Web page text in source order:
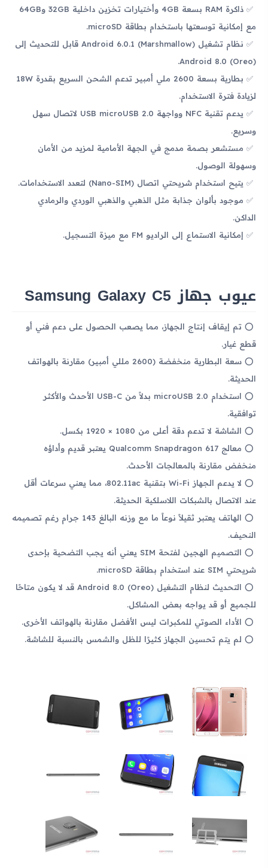
ذاكرة RAM بسعة 4GB وأختيارات تخزين داخلية 32GB و64GB
مع إمكانية توسعتها باستخدام بطاقة microSD.
نظام تشغيل Android 6.0.1 (Marshmallow) قابل للتحديث إلى
Android 8.0 (Oreo).
بطارية بسعة 2600 ملي أمبير تدعم الشحن السريع بقدرة 18W
لزيادة فترة الاستخدام.
يدعم تقنية NFC وواجهة USB microUSB 2.0 لاتصال سهل
وسريع.
مستشعر بصمة مدمج في الجهة الأمامية لمزيد من الأمان
وسهولة الوصول.
يتيح استخدام شريحتي اتصال (Nano-SIM) لتعدد الاستخدامات.
موجود بألوان جذابة مثل الذهبي والذهبي الوردي والرمادي
الداكن.
إمكانية الاستماع إلى الراديو FM مع ميزة التسجيل.
عيوب جهاز Samsung Galaxy C5
تم إيقاف إنتاج الجهاز، مما يصعب الحصول على دعم فني أو
قطع غيار.
سعة البطارية منخفضة (2600 مللي أمبير) مقارنة بالهواتف
الحديثة.
استخدام microUSB 2.0 بدلاً من USB-C الأحدث والأكثر
توافقية.
الشاشة لا تدعم دقة أعلى من 1080 × 1920 بكسل.
معالج Qualcomm Snapdragon 617 يعتبر قديم وأداؤه
منخفض مقارنة بالمعالجات الأحدث.
لا يدعم الجهاز Wi-Fi بتقنية 802.11ac، مما يعني سرعات أقل
عند الاتصال بالشبكات اللاسلكية الحديثة.
الهاتف يعتبر ثقيلاً نوعاً ما مع وزنه البالغ 143 جرام رغم تصميمه
النحيف.
التصميم الهجين لفتحة SIM يعني أنه يجب التضحية بإحدى
شريحتي SIM عند استخدام بطاقة microSD.
التحديث لنظام التشغيل Android 8.0 (Oreo) قد لا يكون متاحًا
للجميع أو قد يواجه بعض المشاكل.
الأداء الصوتي للمكبرات ليس الأفضل مقارنة بالهواتف الأخرى.
لم يتم تحسين الجهاز كثيرًا للظل والشمس بالنسبة للشاشة.